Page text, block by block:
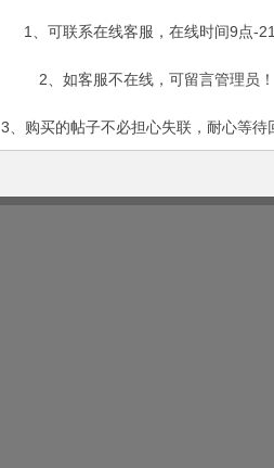
1、可联系在线客服，在线时间9点-
2、如客服不在线，可留言管理员！
3、购买的帖子不必担心失联，耐心等待